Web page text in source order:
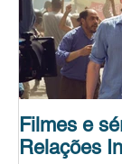
Filmes e
Relações